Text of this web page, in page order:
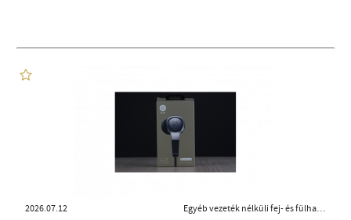
2026.07.12 Egyéb vezeték nélküli fej- és fülhallgató